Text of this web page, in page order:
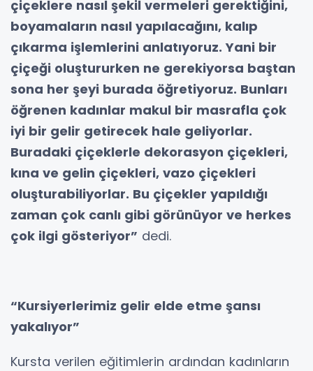
çiçeklere nasıl şekil vermeleri gerektiğini,
boyamaların nasıl yapılacağını, kalıp
çıkarma işlemlerini anlatıyoruz. Yani bir
çiçeği oluştururken ne gerekiyorsa baştan
sona her şeyi burada öğretiyoruz. Bunları
öğrenen kadınlar makul bir masrafla çok
iyi bir gelir getirecek hale geliyorlar.
Buradaki çiçeklerle dekorasyon çiçekleri,
kına ve gelin çiçekleri, vazo çiçekleri
oluşturabiliyorlar. Bu çiçekler yapıldığı
zaman çok canlı gibi görünüyor ve herkes
çok ilgi gösteriyor” dedi.
“Kursiyerlerimiz gelir elde etme şansı
yakalıyor”
Kursta verilen eğitimlerin ardından kadınların